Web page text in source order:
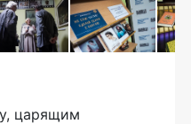
царящим